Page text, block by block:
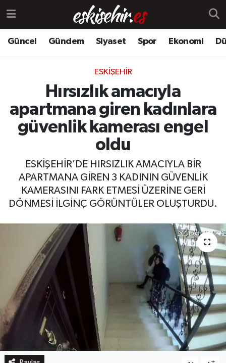
Güncel Gündem Siyaset Spor Ekonomi
ESKIŞEHIR
Hırsızlık amacıyla
apartmana giren kadınlara
güvenlik kamerası engel
oldu
ESKİŞEHİR’DE HIRSIZLIK AMACIYLA BİR
APARTMANA GİREN 3 KADININ GÜVENLİK
KAMERASINI FARK ETMESİ ÜZERİNE GERİ
DÖNMESİ İLGİNÇ GÖRÜNTÜLER OLUŞTURDU.